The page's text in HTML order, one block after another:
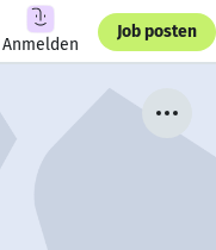
Anmelden
Job posten